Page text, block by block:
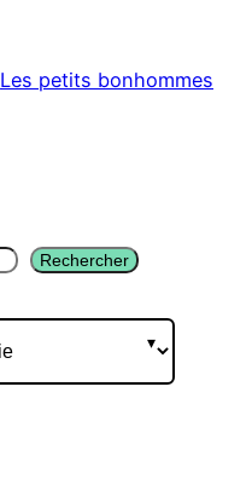
Les petits bonhommes
Rechercher